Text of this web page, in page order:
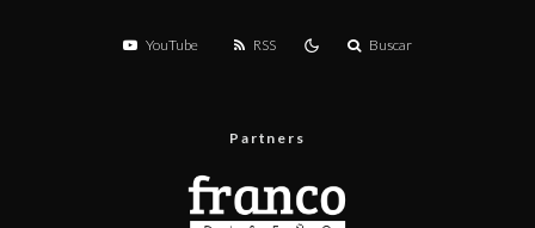
YouTube RSS Buscar
Partners